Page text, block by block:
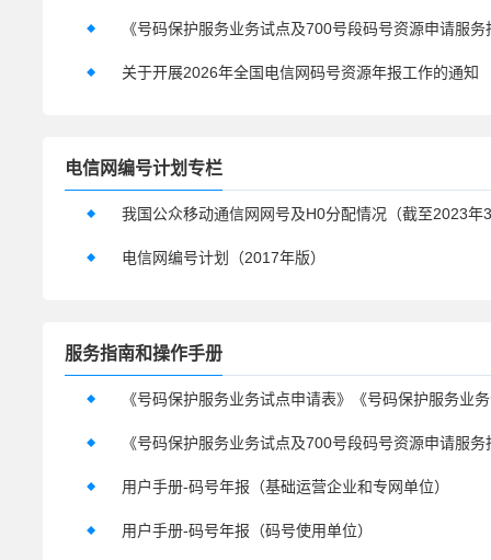
关于开展2026年全国电信网码号资源年报工作的通知
电信网编号计划专栏
电信网编号计划（2017年版）
服务指南和操作手册
用户手册-码号年报（基础运营企业和专网单位）
用户手册-码号年报（码号使用单位）